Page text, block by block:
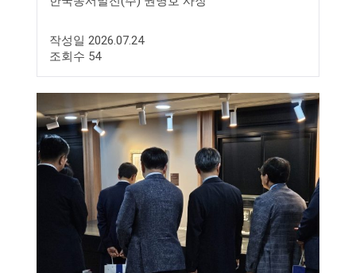
작성일 2026.07.24
조회수 54